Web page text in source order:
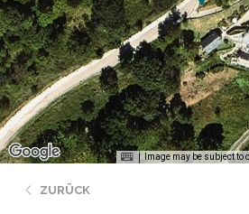
Image may be subject to
ZURÜCK